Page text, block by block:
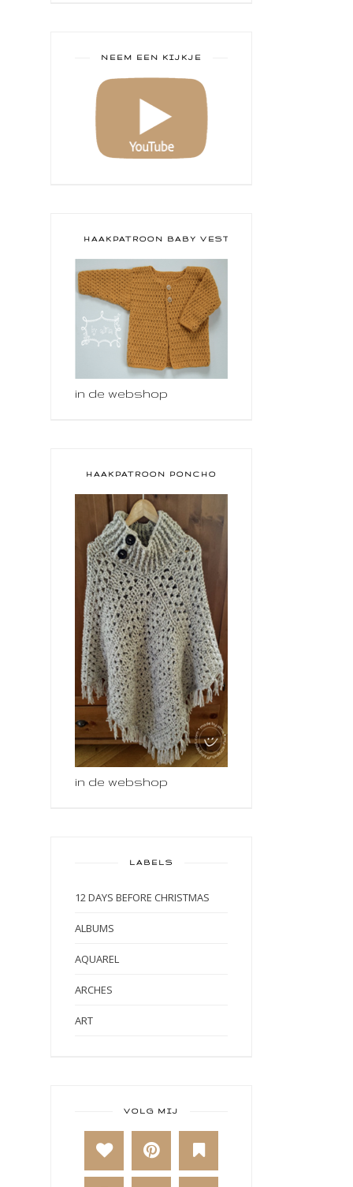
NEEM EEN KIJKJE
HAAKPATROON BABY VESTJE
in de webshop
HAAKPATROON PONCHO
in de webshop
LABELS
12 DAYS BEFORE CHRISTMAS
ALBUMS
AQUAREL
ARCHES
ART
BAKKEN
BEESTENBOEL
VOLG MIJ